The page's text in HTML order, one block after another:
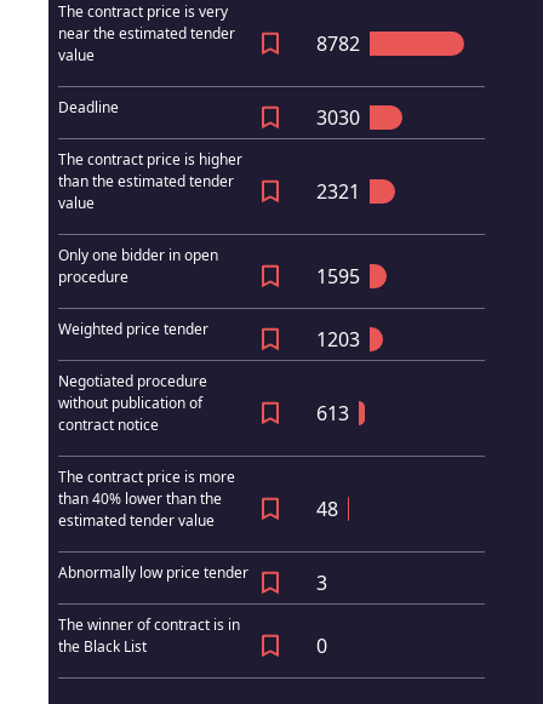
The contract price is very
near the estimated tender
value
8782
Deadline 3030
The contract price is higher
than the estimated tender
value
2321
Only one bidder in open
procedure
1595
Weighted price tender 1203
Negotiated procedure
without publication of
contract notice
613
The contract price is more
than 40% lower than the
estimated tender value
48
Abnormally low price tender 3
The winner of contract is in
the Black List
0